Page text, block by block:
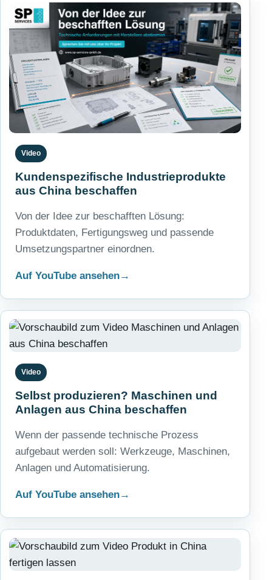
Video
Kundenspezifische Industrieprodukte
aus China beschaffen
Von der Idee zur beschafften Lösung:
Produktdaten, Fertigungsweg und passende
Umsetzungspartner einordnen.
Auf YouTube ansehen
Video
Selbst produzieren? Maschinen und
Anlagen aus China beschaffen
Wenn der passende technische Prozess
aufgebaut werden soll: Werkzeuge, Maschinen,
Anlagen und Automatisierung.
Auf YouTube ansehen